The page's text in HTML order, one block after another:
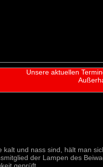
Unsere aktuellen
kalt und nass sind, hält man
der Lampen des
geprüft.